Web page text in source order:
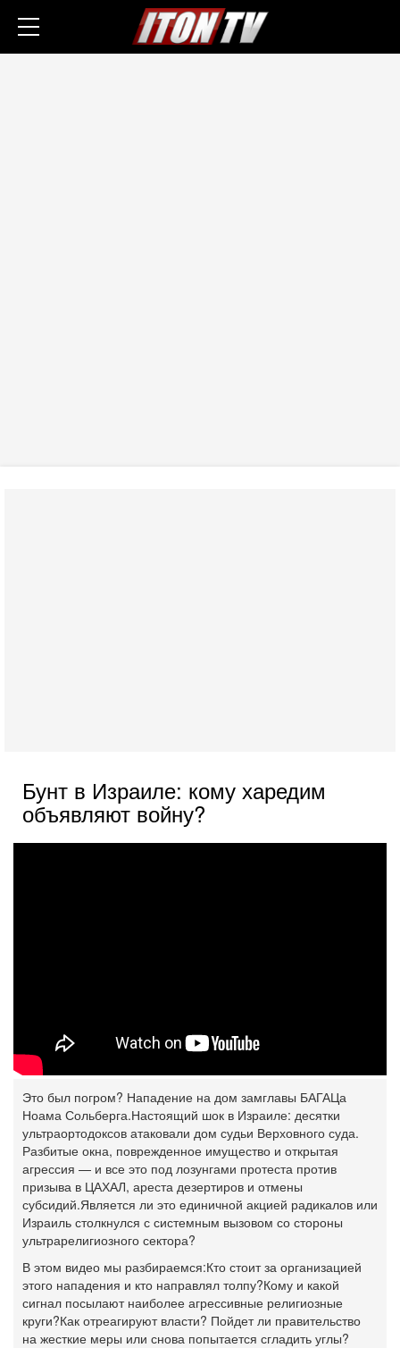
Бунт в Израиле: кому харедим
объявляют войну?
Это был погром? Нападение на дом замглавы БАГАЦа
Ноама Сольберга.Настоящий шок в Израиле: десятки
ультраортодоксов атаковали дом судьи Верховного суда.
Разбитые окна, поврежденное имущество и открытая
агрессия — и все это под лозунгами протеста против
призыва в ЦАХАЛ, ареста дезертиров и отмены
субсидий.Является ли это единичной акцией радикалов или
Израиль столкнулся с системным вызовом со стороны
ультрарелигиозного сектора?
В этом видео мы разбираемся:Кто стоит за организацией
этого нападения и кто направлял толпу?Кому и какой
сигнал посылают наиболее агрессивные религиозные
круги?Как отреагируют власти? Пойдет ли правительство
на жесткие меры или снова попытается сгладить углы?